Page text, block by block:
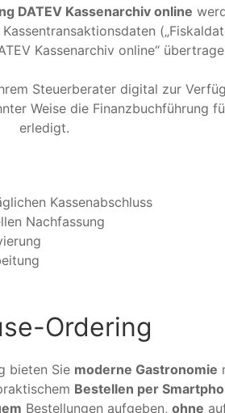
DATEV Kassenarchiv online
Kassenarchiv online“
Steuerberater digital zur
Weise die Finanzbuchführung
erledigt.
Kassenabschluss
Nachfassung
Ordering
bieten Sie moderne Gastronomie
Bestellen per
Bestellungen aufgeben, ohne